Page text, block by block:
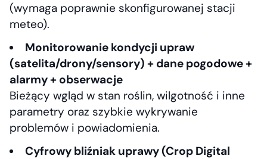
(wymaga poprawnie skonfigurowanej stacji
meteo).
Monitorowanie kondycji upraw
(satelita/drony/sensory) + dane pogodowe +
alarmy + obserwacje
Bieżący wgląd w stan roślin, wilgotność i inne
parametry oraz szybkie wykrywanie
problemów i powiadomienia.
Cyfrowy bliźniak uprawy (Crop Digital